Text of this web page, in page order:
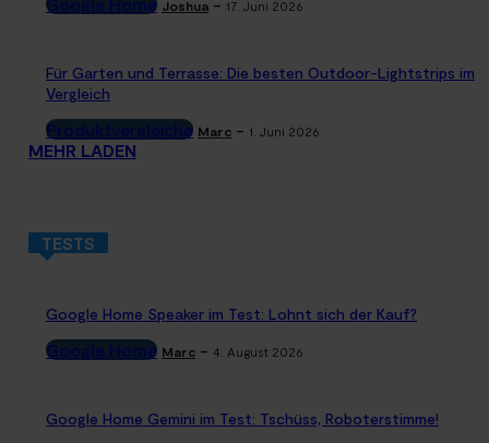
Google Home Joshua - 17. Juni 2026
Für Garten und Terrasse: Die besten Outdoor-Lightstrips im
Vergleich
Produktvergleiche Marc - 1. Juni 2026
MEHR LADEN
TESTS
Google Home Speaker im Test: Lohnt sich der Kauf?
Google Home Marc - 4. August 2026
Google Home Gemini im Test: Tschüss, Roboterstimme!